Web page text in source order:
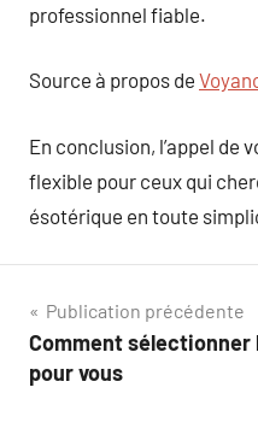
professionnel fiable.
Source à propos de
En conclusion, l’appel de
flexible pour ceux qui
ésotérique en toute
Navigation
de
Publication précédente
Comment
pour vous